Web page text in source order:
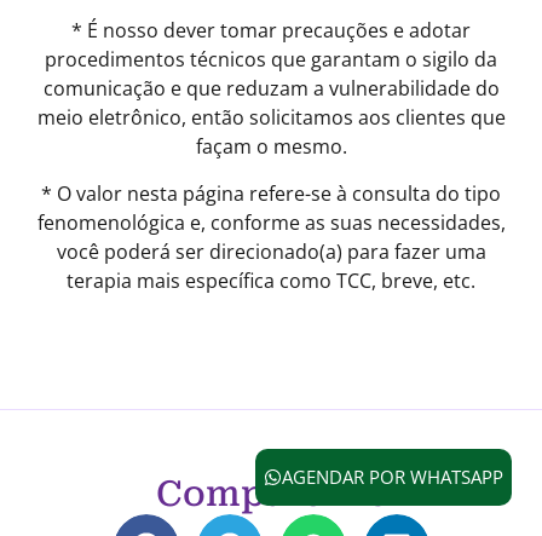
* É nosso dever tomar precauções e adotar
procedimentos técnicos que garantam o sigilo da
comunicação e que reduzam a vulnerabilidade do
meio eletrônico, então solicitamos aos clientes que
façam o mesmo.
* O valor nesta página refere-se à consulta do tipo
fenomenológica e, conforme as suas necessidades,
você poderá ser direcionado(a) para fazer uma
terapia mais específica como TCC, breve, etc.
CompartilheAGENDAR POR WHATSAPP